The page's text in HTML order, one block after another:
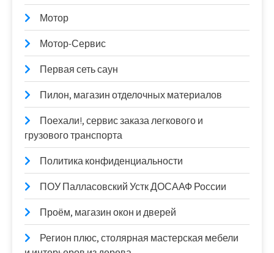
Мотор
Мотор-Сервис
Первая сеть саун
Пилон, магазин отделочных материалов
Поехали!, сервис заказа легкового и
грузового транспорта
Политика конфиденциальности
ПОУ Палласовский Устк ДОСААФ России
Проём, магазин окон и дверей
Регион плюс, столярная мастерская мебели